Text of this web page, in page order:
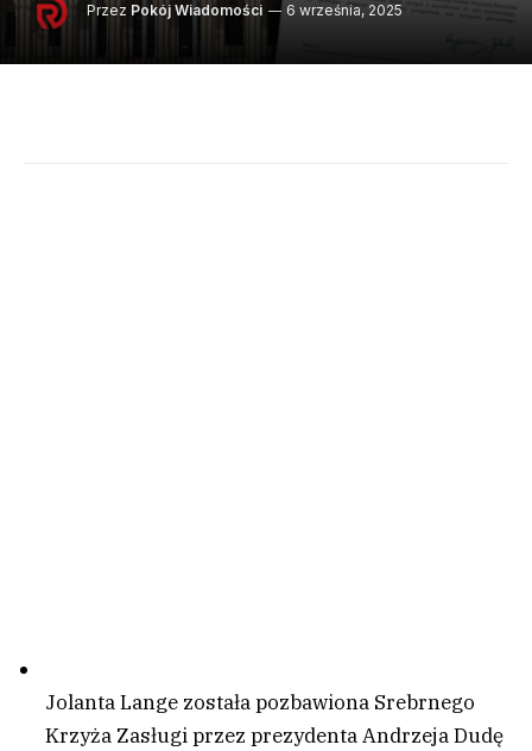
Przez Pokój Wiadomości 6 września, 2025
Jolanta Lange została pozbawiona Srebrnego
Krzyża Zasługi przez prezydenta Andrzeja Dudę